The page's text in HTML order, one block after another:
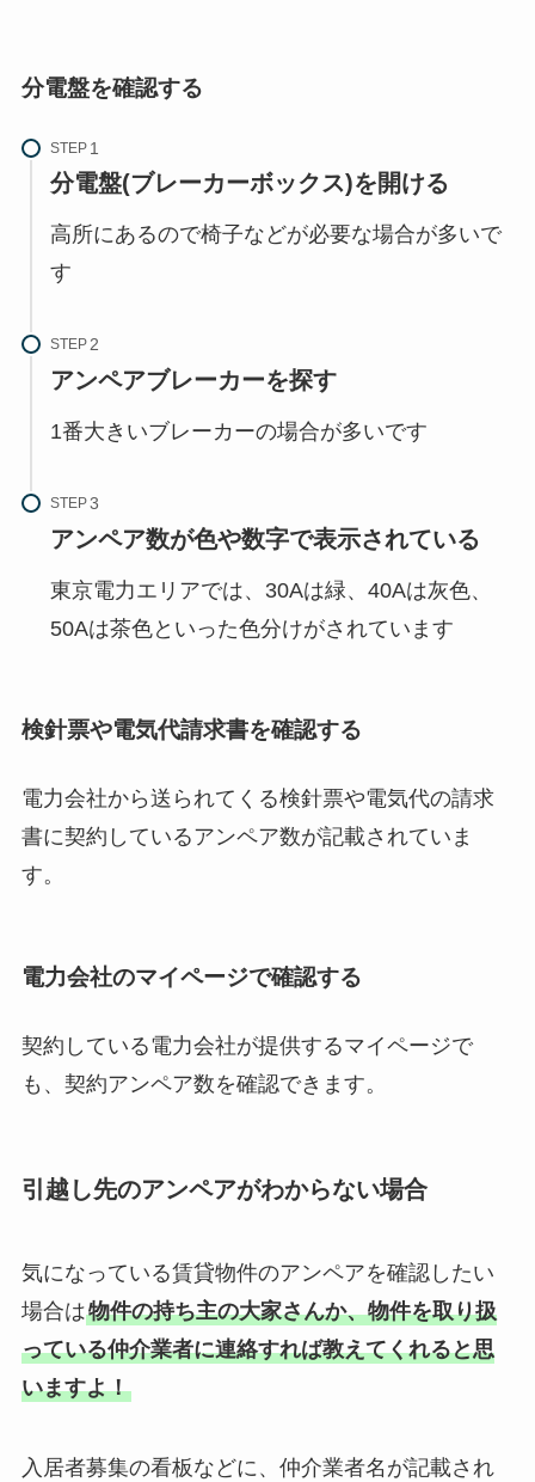
分電盤を確認する
STEP
分電盤(ブレーカーボックス)を開ける
高所にあるので椅子などが必要な場合が多いで
す
STEP
アンペアブレーカーを探す
1番大きいブレーカーの場合が多いです
STEP
アンペア数が色や数字で表示されている
東京電力エリアでは、30Aは緑、40Aは灰色、
50Aは茶色といった色分けがされています
検針票や電気代請求書を確認する
電力会社から送られてくる検針票や電気代の請求
書に契約しているアンペア数が記載されていま
す。
電力会社のマイページで確認する
契約している電力会社が提供するマイページで
も、契約アンペア数を確認できます。
引越し先のアンペアがわからない場合
気になっている賃貸物件のアンペアを確認したい
場合は物件の持ち主の大家さんか、物件を取り扱
っている仲介業者に連絡すれば教えてくれると思
いますよ！
入居者募集の看板などに、仲介業者名が記載され